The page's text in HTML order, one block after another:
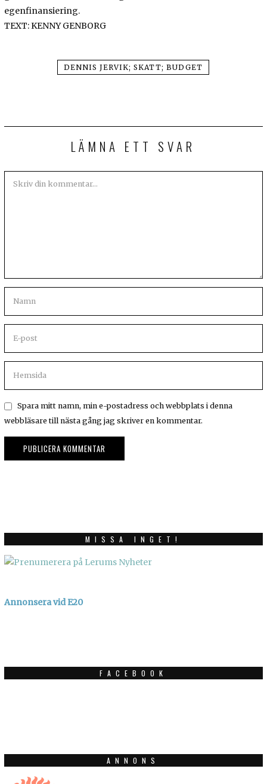
egenfinansiering.
TEXT: KENNY GENBORG
DENNIS JERVIK; SKATT; BUDGET
LÄMNA ETT SVAR
Spara mitt namn, min e-postadress och webbplats i denna
webbläsare till nästa gång jag skriver en kommentar.
MISSA INGET!
Annonsera vid E20
FACEBOOK
ANNONS